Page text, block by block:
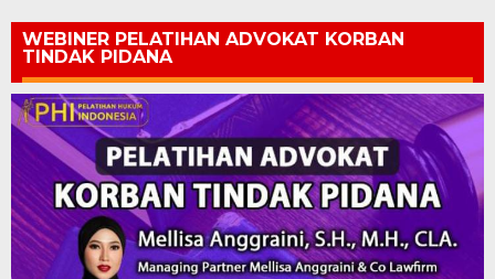
WEBINER PELATIHAN ADVOKAT KORBAN
TINDAK PIDANA